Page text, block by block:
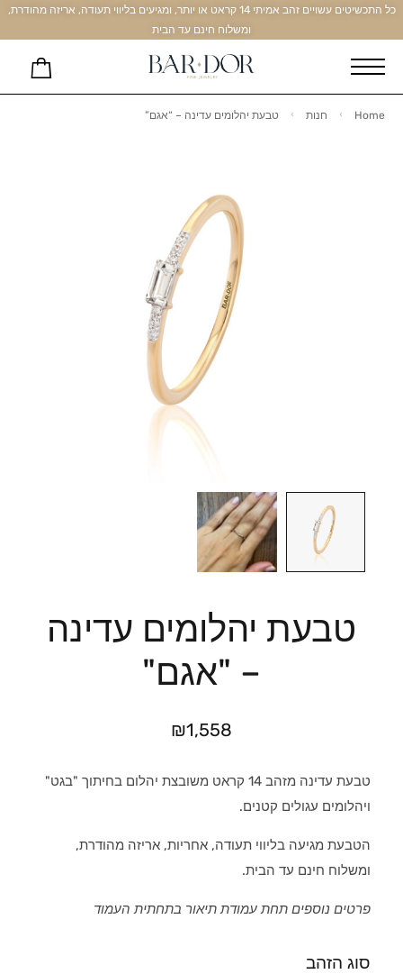
כל התכשיטים עשויים זהב אמיתי 14 קראט או יותר, ומגיעים בליווי תעודה, אריזה מהודרת,
ומשלוח חינם עד הבית
Home חנות טבעת יהלומים עדינה – “אגם”
טבעת יהלומים עדינה
– "אגם"
₪1,558
טבעת עדינה מזהב 14 קראט משובצת יהלום בחיתוך "בגט"
ויהלומים עגולים קטנים.
הטבעת מגיעה בליווי תעודה, אחריות, אריזה מהודרת,
ומשלוח חינם עד הבית.
פרטים נוספים תחת עמודת תיאור בתחתית העמוד
סוג הזהב